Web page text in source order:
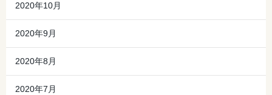
2020年10月
2020年9月
2020年8月
2020年7月